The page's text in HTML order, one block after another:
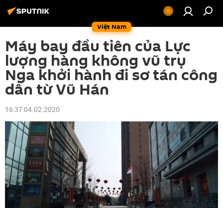
Việt Nam
Máy bay đầu tiên của Lực
lượng hàng không vũ trụ
Nga khởi hành đi sơ tán công
dân từ Vũ Hán
16:37 04.02.2020